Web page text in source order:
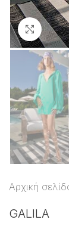
Click
Αρχική
GALILA